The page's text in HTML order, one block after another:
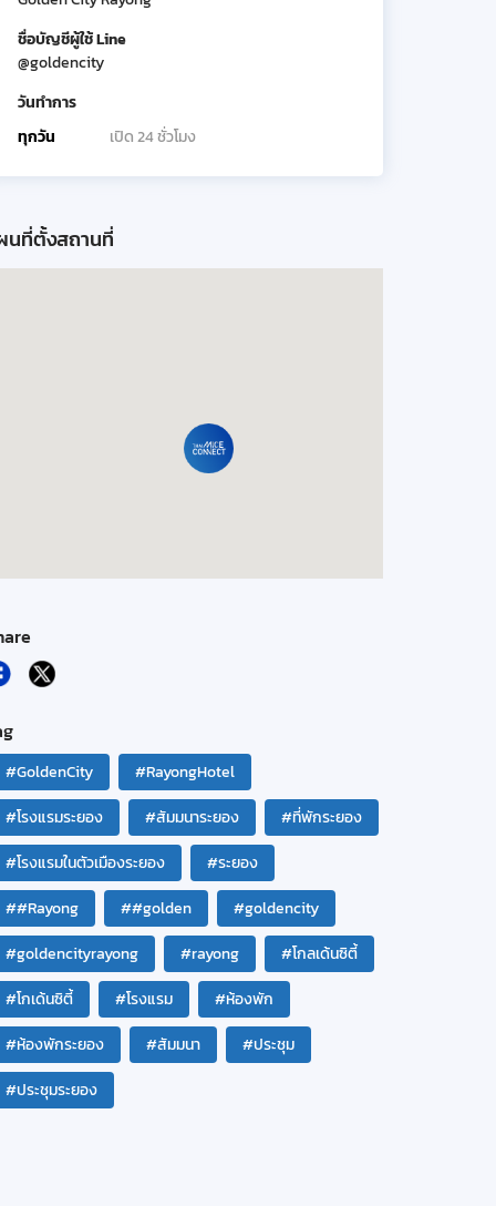
ชื่อบัญชีผู้ใช้ Line
@goldencity
วันทำการ
ทุกวัน
เปิด 24 ชั่วโมง
นที่ตั้งสถานที่
#GoldenCity
#RayongHotel
#โรงแรมระยอง
#สัมมนาระยอง
#ที่พักระยอง
#โรงแรมในตัวเมืองระยอง
#ระยอง
##Rayong
##golden
#goldencity
#goldencityrayong
#rayong
#โกลเด้นซิตี้
#โกเด้นซิตี้
#โรงแรม
#ห้องพัก
#ห้องพักระยอง
#สัมมนา
#ประชุม
#ประชุมระยอง